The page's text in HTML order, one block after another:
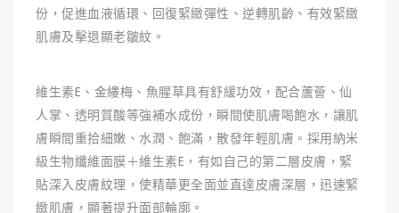
份，促進血液循環、回復緊緻彈性、逆轉肌齡、有效緊緻
肌膚及擊退顯老皺紋。
維生素E、金縷梅、魚腥草具有舒緩功效，配合蘆薈、仙
人掌、透明質酸等強補水成份，瞬間使肌膚喝飽水，讓肌
膚瞬間重拾細嫩、水潤、飽滿，散發年輕肌膚。採用納米
級生物纖維面膜＋維生素E，有如自己的第二層皮膚，緊
貼深入皮膚紋理，使精華更全面並直達皮膚深層，迅速緊
緻肌膚，顯著提升面部輪廓。